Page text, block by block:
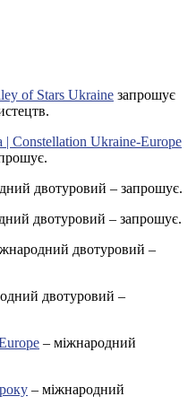
of Stars Ukraine запрошує
| Constellation Ukraine-Europe
двотуровий – запрошує.
двотуровий – запрошує.
двотуровий –
двотуровий –
– міжнародний
– міжнародний